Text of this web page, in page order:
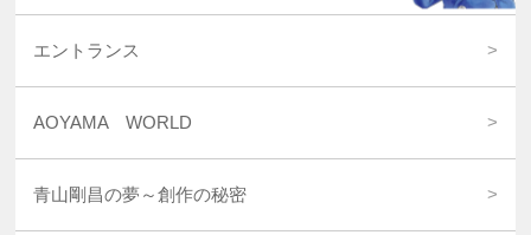
エントランス
AOYAMA WORLD
青山剛昌の夢～創作の秘密